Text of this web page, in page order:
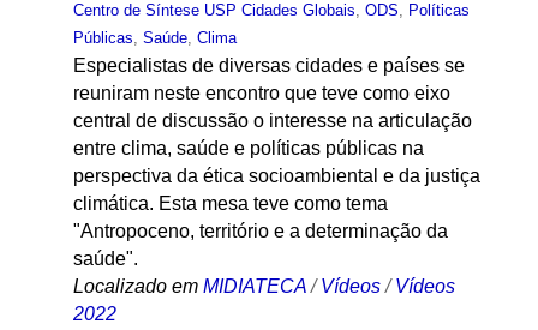
Centro de Síntese USP Cidades Globais, ODS, Políticas
Públicas, Saúde, Clima
Especialistas de diversas cidades e países se
reuniram neste encontro que teve como eixo
central de discussão o interesse na articulação
entre clima, saúde e políticas públicas na
perspectiva da ética socioambiental e da justiça
climática. Esta mesa teve como tema
"Antropoceno, território e a determinação da
saúde".
Localizado em MIDIATECA /Vídeos /Vídeos
2022